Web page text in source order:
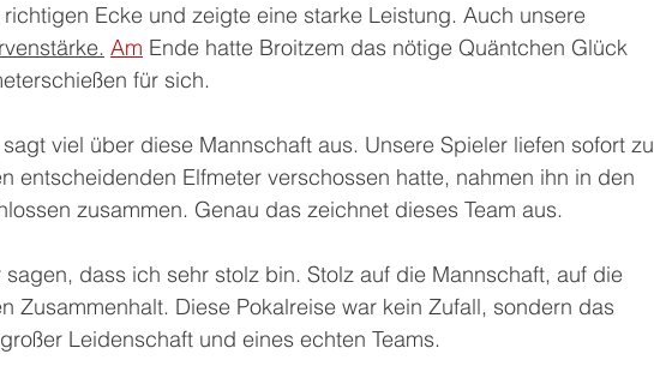
Ecke und zeigte eine starke Leistung. Auch unsere
Am Ende hatte Broitzem das nötige Quäntchen Glück
für sich.
viel über diese Mannschaft aus. Unsere Spieler liefen sofort zu
entscheidenden Elfmeter verschossen hatte, nahmen ihn in den
zusammen. Genau das zeichnet dieses Team aus.
sagen, dass ich sehr stolz bin. Stolz auf die Mannschaft, auf die
Zusammenhalt. Diese Pokalreise war kein Zufall, sondern das
Leidenschaft und eines echten Teams.